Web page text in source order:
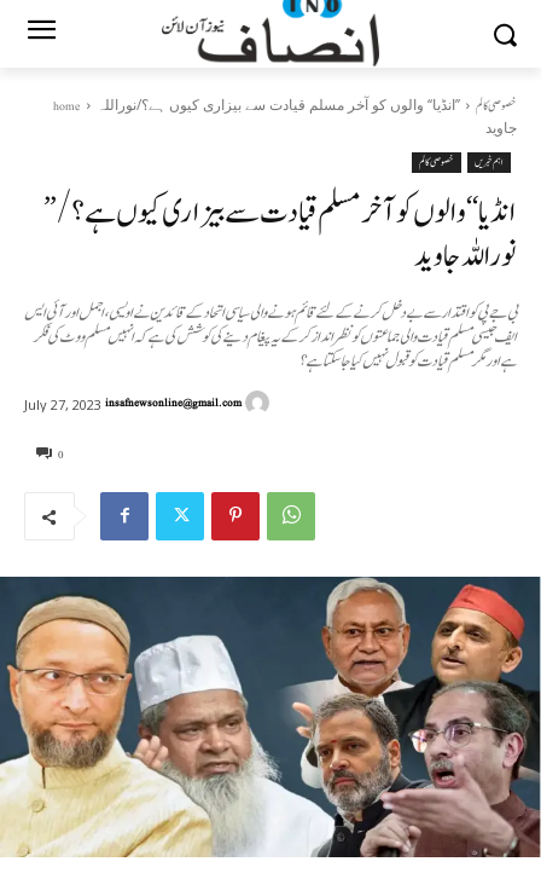
home خصوصی کالم
’’انڈیا‘‘ والوں کو آخر مسلم قیادت سے بیزاری کیوں ہے؟/نوراللہ
جاوید
خصوصی کالم اہم خبریں
’’انڈیا‘‘ والوں کو آخر مسلم قیادت سے بیزاری کیوں ہے؟/
نوراللہ جاوید
بی جے پی کو اقتدار سے بے دخل کرنے کےلئے قائم ہونے والی سیاسی اتحاد کے قائدین نے اویسی ، اجمل اور آئی ایس
ایف جیسی مسلم قیادت والی جماعتوں کو نظر انداز کرکے یہ پیغام دینے کی کوشش کی ہے کہ انہیں مسلم ووٹ کی فکر
ہے اور مگر مسلم قیادت کو قبول نہیں کیا جاسکتا ہے؟
0
July 27, 2023 insafnewsonline@gmail.com